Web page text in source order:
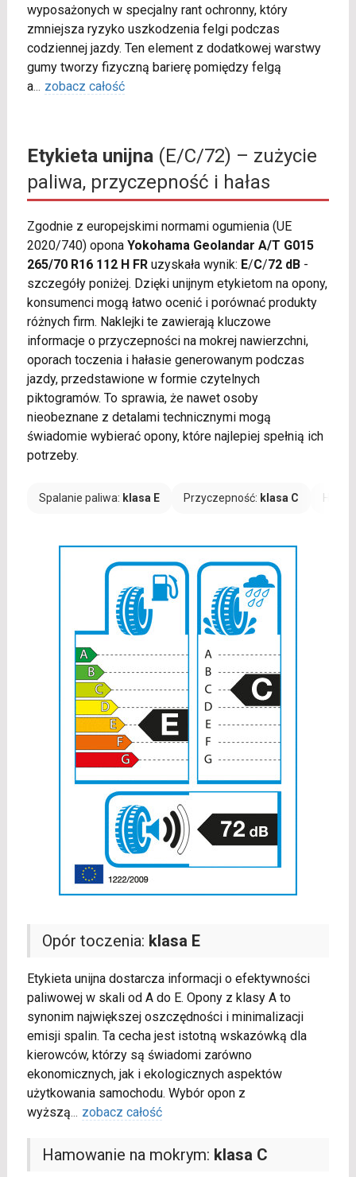
wyposażonych w specjalny rant ochronny, który
zmniejsza ryzyko uszkodzenia felgi podczas
codziennej jazdy. Ten element z dodatkowej warstwy
gumy tworzy fizyczną barierę pomiędzy felgą
a... zobacz całość
Etykieta unijna(E/C/72) – zużycie
paliwa, przyczepność i hałas
Zgodnie z europejskimi normami ogumienia (UE
2020/740) opona Yokohama Geolandar A/T G015
265/70 R16 112 H FRuzyskała wynik: E/C/72 dB-
szczegóły poniżej. Dzięki unijnym etykietom na opony,
konsumenci mogą łatwo ocenić i porównać produkty
różnych firm. Naklejki te zawierają kluczowe
informacje o przyczepności na mokrej nawierzchni,
oporach toczenia i hałasie generowanym podczas
jazdy, przedstawione w formie czytelnych
piktogramów. To sprawia, że nawet osoby
nieobeznane z detalami technicznymi mogą
świadomie wybierać opony, które najlepiej spełnią ich
potrzeby.
Spalanie paliwa: klasa E Przyczepność: klasa C Hałas:
Opór toczenia: klasa E
Etykieta unijna dostarcza informacji o efektywności
paliwowej w skali od A do E. Opony z klasy A to
synonim największej oszczędności i minimalizacji
emisji spalin. Ta cecha jest istotną wskazówką dla
kierowców, którzy są świadomi zarówno
ekonomicznych, jak i ekologicznych aspektów
użytkowania samochodu. Wybór opon z
wyższą... zobacz całość
Hamowanie na mokrym: klasa C